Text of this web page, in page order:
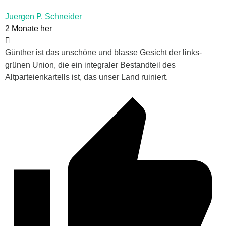
Juergen P. Schneider
2 Monate her
Günther ist das unschöne und blasse Gesicht der links-
grünen Union, die ein integraler Bestandteil des
Altparteienkartells ist, das unser Land ruiniert.